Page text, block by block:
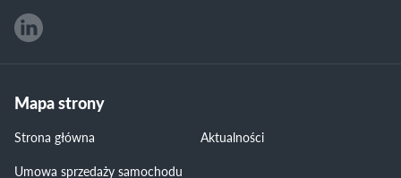
Mapa strony
Strona główna
Aktualności
Umowa sprzedaży samochodu